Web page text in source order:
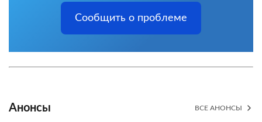
Сообщить о проблеме
Анонсы ВСЕ АНОНСЫ